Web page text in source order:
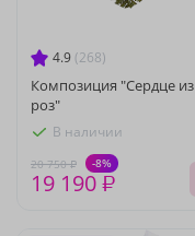
4.9 (268)
Композиция "Сердце из
роз"
В наличии
20 750 ₽ -8%
19 190 ₽